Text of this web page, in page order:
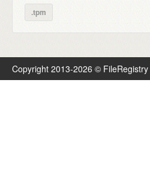
.tpm
Copyright 2013-2026 © FileRegistry